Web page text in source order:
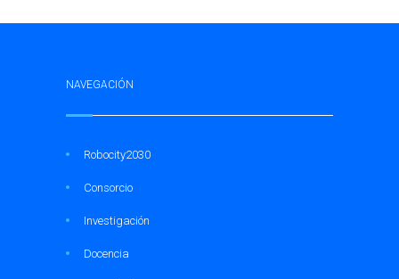
NAVEGACIÓN
Robocity2030
Consorcio
Investigación
Docencia